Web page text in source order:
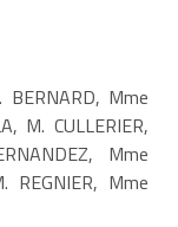
Mme
M. CULLERIER,
Mme
REGNIER, Mme